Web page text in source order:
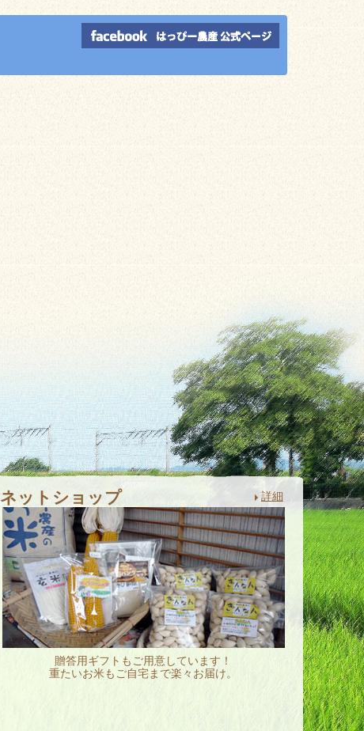
ネットショップ 詳細
贈答用ギフトもご用意しています！
重たいお米もご自宅まで楽々お届け。